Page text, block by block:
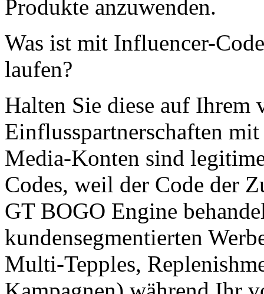
Produkte anzuwenden.
Was ist mit Influencer-
laufen?
Halten Sie diese auf Ihrem
Einflusspartnerschaften
Media-Konten sind
Codes, weil der Code der
GT BOGO Engine
kundensegmentierten
Multi-Tepples,